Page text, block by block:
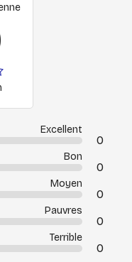
Excellent
0
Bon
0
Moyen
0
Pauvres
0
Terrible
0